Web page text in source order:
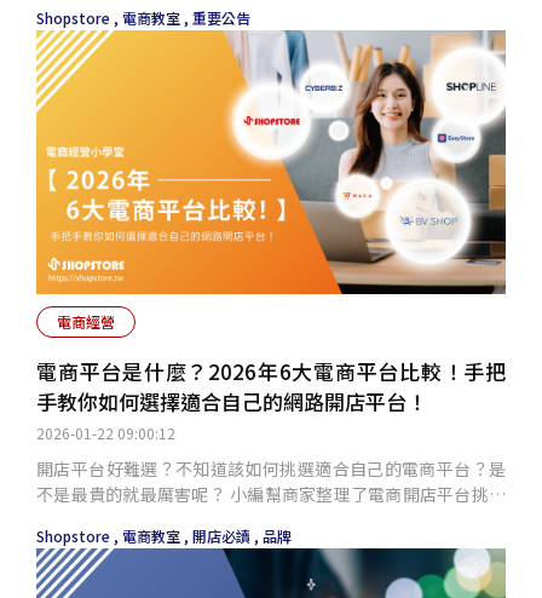
功能，前後台都將不會顯示「Facebook 商品留言」功能。 不
過商家也別擔心！平台亦有提供內建的「商品評價」功能，顧
客可以在訂單狀態更新為「已完成」與「已付款」時，針
Shopstore , 電商教室 , 重要公告
電商經營
2026-01-22 09:00:12
電商平台是什麼？2026年6大電商平台比較！手把
手教你如何選擇適合自己的網路開店平台！
開店平台好難選？不知道該如何挑選適合自己的電商平台？是
不是最貴的就最厲害呢？ 小編幫商家整理了電商開店平台挑選
作使用上可以更加事半功倍，並且不花冤忘錢！
Shopstore , 電商教室 , 開店必讀 , 品牌